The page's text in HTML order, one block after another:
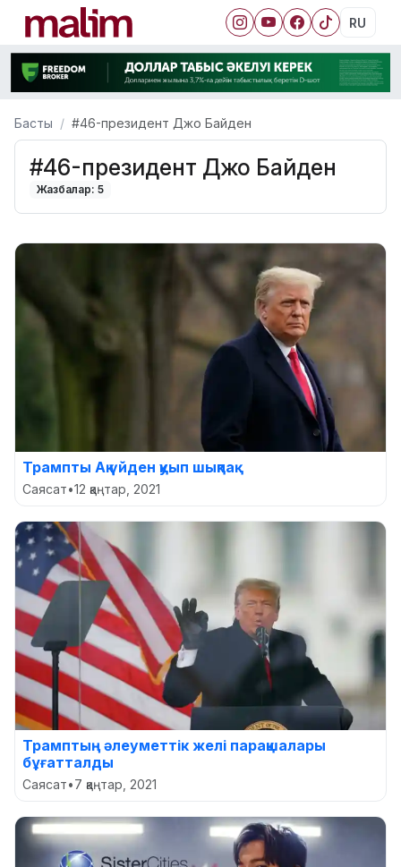
RU
Басты #46-президент Джо Байден
#46-президент Джо Байден
Жазбалар: 5
Трампты Ақ үйден қуып шықпақ
Саясат•12 қаңтар, 2021
Трамптың әлеуметтік желі парақшалары
бұғатталды
Саясат•7 қаңтар, 2021